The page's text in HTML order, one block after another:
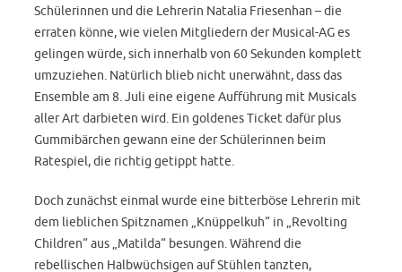
Schülerinnen und die Lehrerin Natalia Friesenhan – die
erraten könne, wie vielen Mitgliedern der Musical-AG es
gelingen würde, sich innerhalb von 60 Sekunden komplett
umzuziehen. Natürlich blieb nicht unerwähnt, dass das
Ensemble am 8. Juli eine eigene Aufführung mit Musicals
aller Art darbieten wird. Ein goldenes Ticket dafür plus
Gummibärchen gewann eine der Schülerinnen beim
Ratespiel, die richtig getippt hatte.
Doch zunächst einmal wurde eine bitterböse Lehrerin mit
dem lieblichen Spitznamen „Knüppelkuh“ in „Revolting
Children“ aus „Matilda“ besungen. Während die
rebellischen Halbwüchsigen auf Stühlen tanzten,